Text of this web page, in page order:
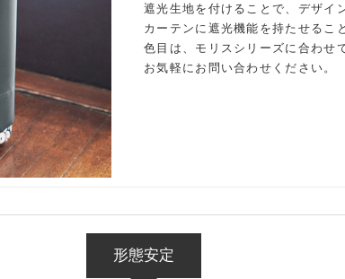
遮光生地を付けることで、デザイ
カーテンに遮光機能を持たせるこ
色目は、モリスシリーズに合わせ
お気軽にお問い合わせください。
形態安定